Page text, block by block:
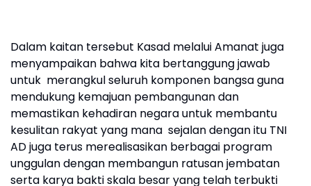
Dalam kaitan tersebut Kasad melalui Amanat juga
menyampaikan bahwa kita bertanggung jawab
untuk merangkul seluruh komponen bangsa guna
mendukung kemajuan pembangunan dan
memastikan kehadiran negara untuk membantu
kesulitan rakyat yang mana sejalan dengan itu TNI
AD juga terus merealisasikan berbagai program
unggulan dengan membangun ratusan jembatan
serta karya bakti skala besar yang telah terbukti